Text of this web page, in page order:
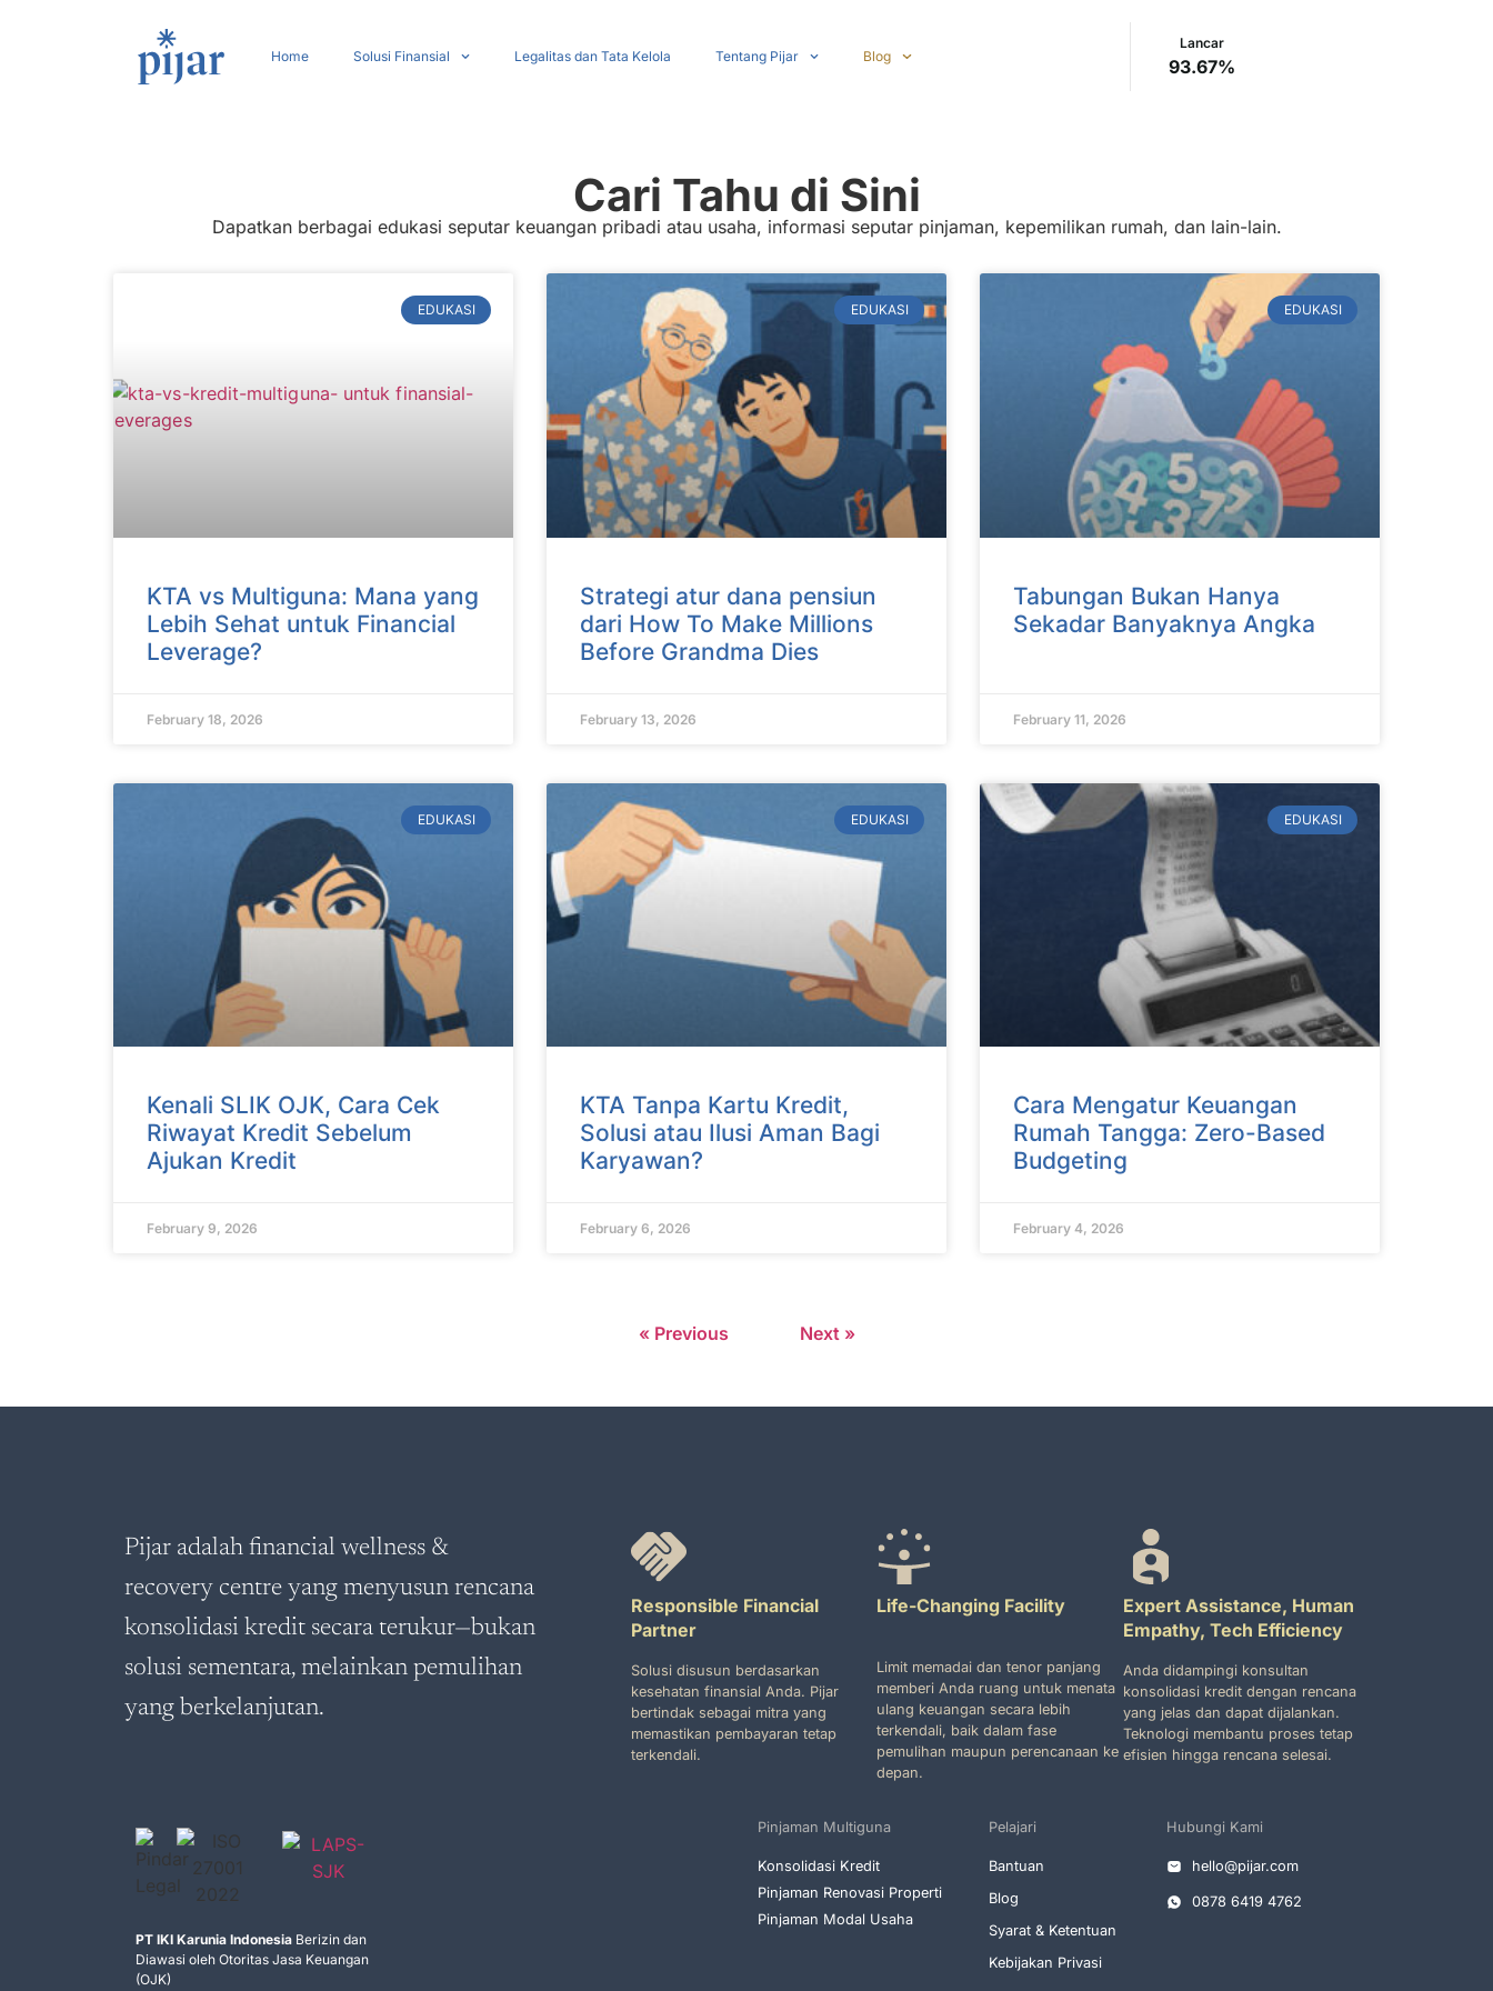
Home Solusi Finansial Legalitas dan Tata Kelola Tentang Pijar Blog
Lancar
93.67%
Cari Tahu di Sini
Dapatkan berbagai edukasi seputar keuangan pribadi atau usaha, informasi seputar pinjaman, kepemilikan rumah, dan lain-lain.
EDUKASI
KTA vs Multiguna: Mana yang
Lebih Sehat untuk Financial
Leverage?
February 18, 2026
EDUKASI
Strategi atur dana pensiun
dari How To Make Millions
Before Grandma Dies
February 13, 2026
EDUKASI
Tabungan Bukan Hanya
Sekadar Banyaknya Angka
February 11, 2026
EDUKASI
Kenali SLIK OJK, Cara Cek
Riwayat Kredit Sebelum
Ajukan Kredit
February 9, 2026
EDUKASI
KTA Tanpa Kartu Kredit,
Solusi atau Ilusi Aman Bagi
Karyawan?
February 6, 2026
EDUKASI
Cara Mengatur Keuangan
Rumah Tangga: Zero-Based
Budgeting
February 4, 2026
« Previous Next »
Pijar adalah financial wellness &
recovery centre yang menyusun rencana
konsolidasi kredit secara terukur—bukan
solusi sementara, melainkan pemulihan
yang berkelanjutan.
Responsible Financial
Partner
Solusi disusun berdasarkan
kesehatan finansial Anda. Pijar
bertindak sebagai mitra yang
memastikan pembayaran tetap
terkendali.
Life-Changing Facility
Limit memadai dan tenor panjang
memberi Anda ruang untuk menata
ulang keuangan secara lebih
terkendali, baik dalam fase
pemulihan maupun perencanaan ke
depan.
Expert Assistance, Human
Empathy, Tech Efficiency
Anda didampingi konsultan
konsolidasi kredit dengan rencana
yang jelas dan dapat dijalankan.
Teknologi membantu proses tetap
efisien hingga rencana selesai.
PT IKI Karunia Indonesia Berizin dan
Diawasi oleh Otoritas Jasa Keuangan
(OJK)
Pinjaman Multiguna
Konsolidasi Kredit
Pinjaman Renovasi Properti
Pinjaman Modal Usaha
Pelajari
Bantuan
Blog
Syarat & Ketentuan
Kebijakan Privasi
Hubungi Kami
hello@pijar.com
0878 6419 4762